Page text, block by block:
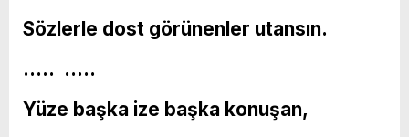
Sözlerle dost görünenler utansın.
….. …..
Yüze başka ize başka konuşan,